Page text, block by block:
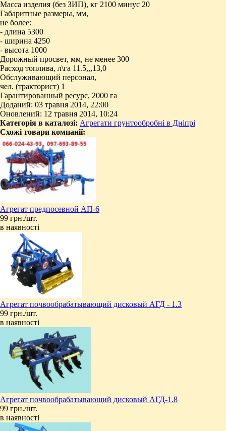
Масса изделия (без ЗИП), кг 2100 минус 20
Габаритные размеры, мм,
не более:
- длина 5300
- ширина 4250
- высота 1000
Дорожный просвет, мм, не менее 300
Расход топлива, л\га 11.5,,,13,0
Обслуживающий персонал,
чел. (тракторист) 1
Гарантированный ресурс, 2000 га
Доданий: 03 травня 2014, 22:00
Оновлений: 12 травня 2014, 10:24
Категорія в каталозі: Агрегати грунтообробні в Дніпрі
Схожі товари компанії:
Агрегат предпосевной АП-6
99 грн./шт.
в наявності
Агрегат почвообрабатывающий дисковый АГД - 1.3
99 грн./шт.
в наявності
Агрегат почвообрабатывающий дисковый АГД-1.8
99 грн./шт.
в наявності